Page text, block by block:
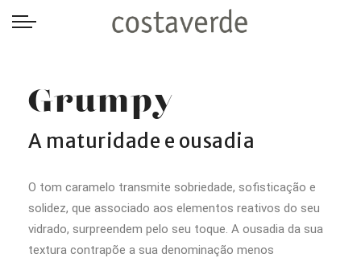
Grumpy
A maturidade e ousadia
O tom caramelo transmite sobriedade, sofisticação e
solidez, que associado aos elementos reativos do seu
vidrado, surpreendem pelo seu toque. A ousadia da sua
textura contrapõe a sua denominação menos